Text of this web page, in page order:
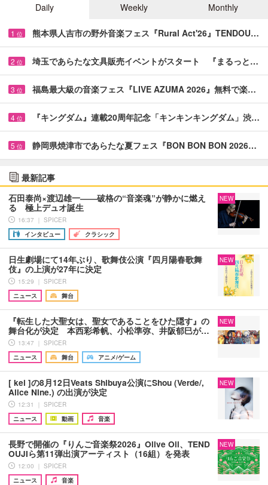
Daily
Weekly Monthly
1 位 熊本県人吉市の野外音楽フェス『Rural Act'26』TENDOU…
2 位 埼玉であらたな文具販売イベントがスタート 『まるっと…
3 位 福島最大級の音楽フェス『LIVE AZUMA 2026』無料で楽…
4 位 『キングダム』連載20周年記念「キンキンキングダム」渋…
5 位 静岡県焼津市であらたな夏フェス『BON BON BON 2026…
最新記事
石田泰尚×渡辺雄一――破格の“音楽魂”が静かに燃え
る 極上デュオ誕生
16:37 ｜ SPICER
インタビュー
クラシック
NEW
日生劇場にて14年ぶり、歌舞伎公演『四月陽春歌舞
伎』の上演が27年に決定
15:29 ｜ SPICER
ニュース
舞台
NEW
『転生した大聖女は、聖女であることをひた隠す』の
舞台化が決定 本西彩希帆、小松準弥、井阪郁巳が…
13:47 ｜ SPICER
ニュース
舞台 アニメ/ゲーム
NEW
[ kei ]の8月12日Veats Shibuya公演にShou (Verde/,
Alice Nine.) の出演が決定
12:31 ｜ SPICER
ニュース
動画 音楽
NEW
長野で開催の『りんご音楽祭2026』Olive Oil、TEND
OUJIら第11弾出演アーティスト（16組）を発表
12:00 ｜ SPICER
ニュース
音楽
NEW